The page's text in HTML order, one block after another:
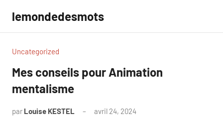
contenu
lemondedesmots
Uncategorized
Mes conseils pour Animation
mentalisme
par Louise KESTEL avril 24, 2024